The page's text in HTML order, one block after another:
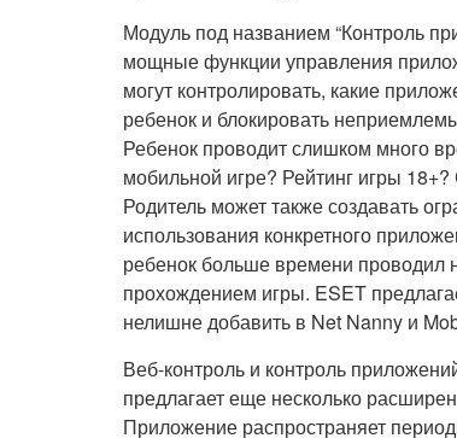
Модуль под названием “Контроль
мощные функции управления
могут контролировать, какие
ребенок и блокировать
Ребенок проводит слишком много
мобильной игре? Рейтинг игры
Родитель может также создавать
использования конкретного
ребенок больше времени проводил
прохождением игры. ESET
нелишне добавить в Net Nanny и
Веб-контроль и контроль
предлагает еще несколько
Приложение распространяет